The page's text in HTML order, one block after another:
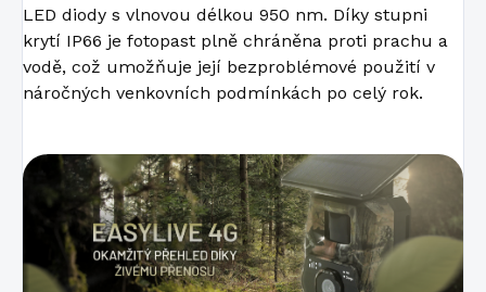
LED diody s vlnovou délkou 950 nm. Díky stupni
krytí IP66 je fotopast plně chráněna proti prachu a
vodě, což umožňuje její bezproblémové použití v
náročných venkovních podmínkách po celý rok.